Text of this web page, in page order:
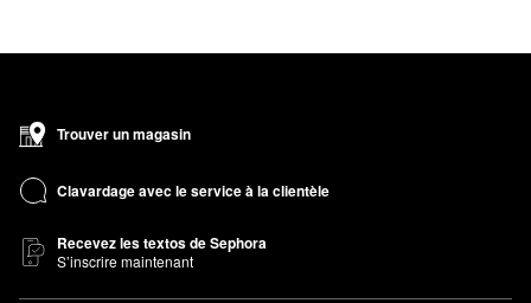
Trouver un magasin
Clavardage avec le service à la clientèle
Recevez les textos de Sephora
S’inscrire maintenant